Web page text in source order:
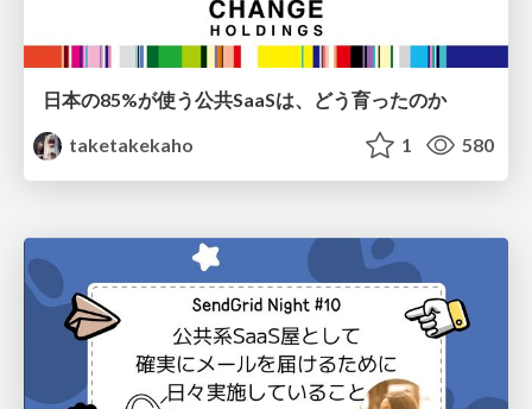
日本の85%が使う公共SaaSは、どう育ったのか
taketakekaho
1 580